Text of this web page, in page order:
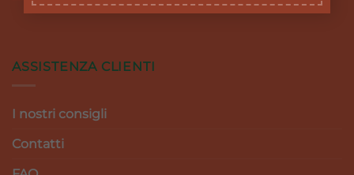
ASSISTENZA CLIENTI
I nostri consigli
Contatti